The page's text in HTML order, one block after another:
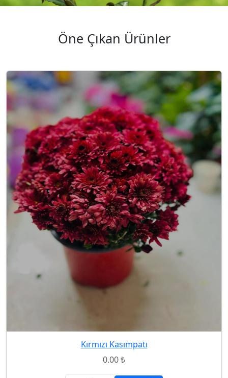
Öne Çıkan Ürünler
Kırmızı Kasımpatı
0.00 ₺